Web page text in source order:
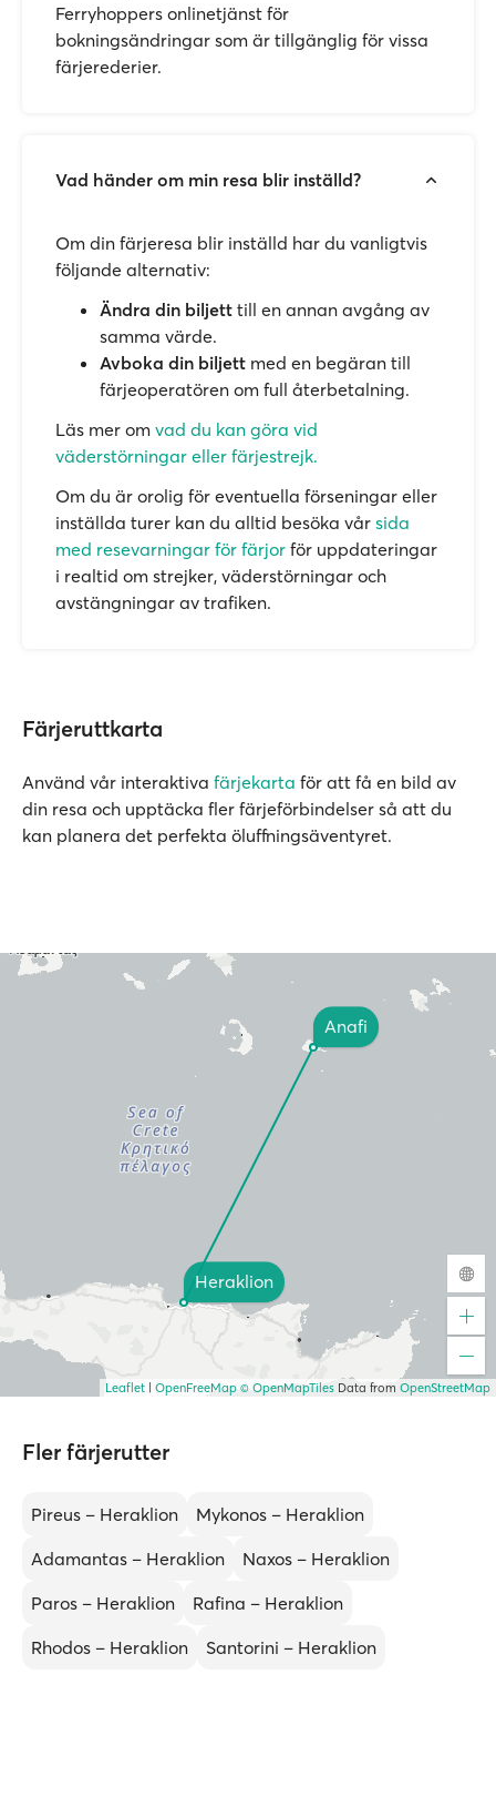
Ferryhoppers onlinetjänst för
bokningsändringar som är tillgänglig för vissa
färjerederier.
Vad händer om min resa blir inställd?
Om din färjeresa blir inställd har du vanligtvis
följande alternativ:
Ändra din biljett till en annan avgång av
samma värde.
Avboka din biljett med en begäran till
färjeoperatören om full återbetalning.
Läs mer om vad du kan göra vid
väderstörningar eller färjestrejk.
Om du är orolig för eventuella förseningar eller
inställda turer kan du alltid besöka vår sida
med resevarningar för färjor för uppdateringar
i realtid om strejker, väderstörningar och
avstängningar av trafiken.
Färjeruttkarta
Använd vår interaktiva färjekarta för att få en bild av
din resa och upptäcka fler färjeförbindelser så att du
kan planera det perfekta öluffningsäventyret.
Anafi
Heraklion
Leaflet OpenFreeMap © OpenMapTiles Data from OpenStreetMap
Fler färjerutter
Pireus – Heraklion
Mykonos – Heraklion
Adamantas – Heraklion
Naxos – Heraklion
Paros – Heraklion
Rafina – Heraklion
Rhodos – Heraklion
Santorini – Heraklion